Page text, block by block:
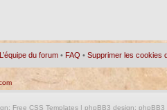
L’équipe du forum • FAQ •Supprimer les cookies
Free CSS Templates| phpBB3 design: phpBB3